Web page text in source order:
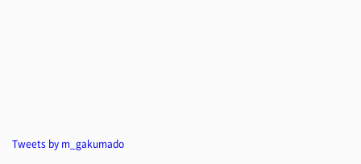
Tweets by m_gakumado